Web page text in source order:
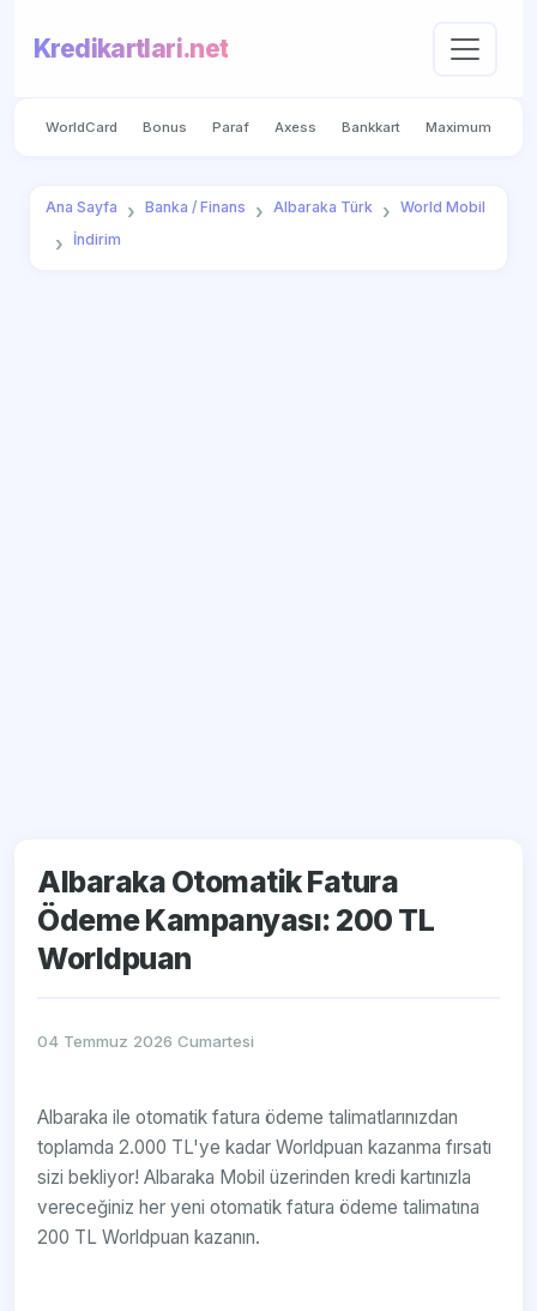
Kredikartlari.net
WorldCard Bonus Paraf Axess Bankkart Maximum
Ana Sayfa Banka / Finans Albaraka Türk
World Mobil
İndirim
Albaraka Otomatik Fatura
Ödeme Kampanyası: 200 TL
Worldpuan
04 Temmuz 2026 Cumartesi
Albaraka ile otomatik fatura ödeme talimatlarınızdan
toplamda 2.000 TL'ye kadar Worldpuan kazanma fırsatı
sizi bekliyor! Albaraka Mobil üzerinden kredi kartınızla
vereceğiniz her yeni otomatik fatura ödeme talimatına
200 TL Worldpuan kazanın.